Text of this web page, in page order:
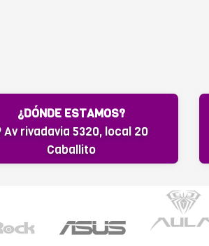
¿DÓNDE ESTAMOS?
Av rivadavia 5320, local 20
Caballito